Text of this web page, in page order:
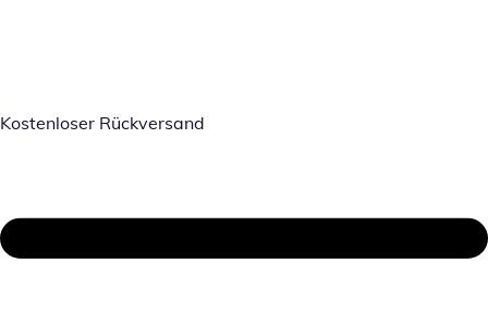
Kostenloser Rückversand